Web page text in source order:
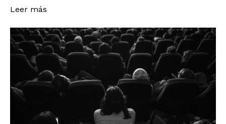
Leer más